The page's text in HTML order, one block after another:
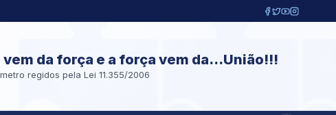
da força e a força vem da...União!!!
regidos pela Lei 11.355/2006